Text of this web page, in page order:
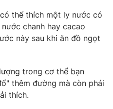
Podcast
Infographic
thể thích một ly nước có
chanh hay cacao
này sau khi ăn đồ ngọt
trong cơ thể bạn
thêm đường mà còn phải
thích.